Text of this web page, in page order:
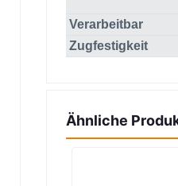
Verarbeitbar
Zugfestigkeit
Ähnliche